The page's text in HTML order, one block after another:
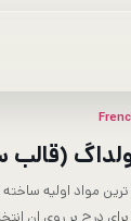
(قالب
ترین مواد اولیه